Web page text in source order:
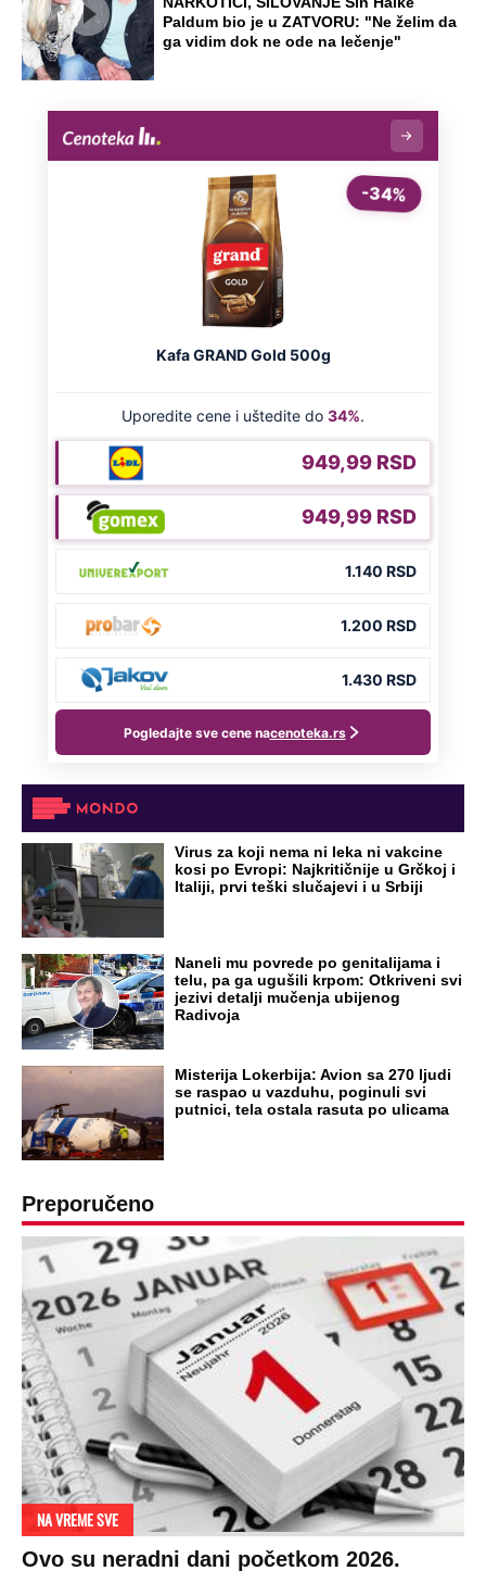
kosi po Evropi: Najkritičnije u Grčkoj i
Italiji, prvi teški slučajevi i u Srbiji
telu, pa ga ugušili krpom: Otkriveni svi
Misterija Lokerbija: Avion sa 270 ljudi
se raspao u vazduhu, poginuli svi
putnici, tela ostala rasuta po ulicama
Ovo su neradni dani početkom 2026.
godine: Organizujte sebi mini odmor od
čak četiri slobodna dana
OD NAVODNOG HEROJA DO BRUTALNOG UBICE
GENERAL IVAN STRELJAO SRBE, A
HRVATI GA SLAVILI KAO HEROJA KNINA:
UBIJAO!
DRAMA ZBOG LJUBAVNE PRIČE